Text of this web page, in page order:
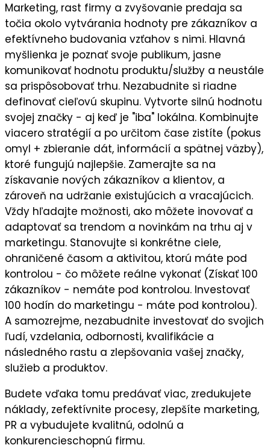
Marketing, rast firmy a zvyšovanie predaja sa
točia okolo vytvárania hodnoty pre zákazníkov a
efektívneho budovania vzťahov s nimi. Hlavná
myšlienka je poznať svoje publikum, jasne
komunikovať hodnotu produktu/služby a neustále
sa prispôsobovať trhu. Nezabudnite si riadne
definovať cieľovú skupinu. Vytvorte silnú hodnotu
svojej značky - aj keď je "iba" lokálna. Kombinujte
viacero stratégií a po určitom čase zistíte (pokus
omyl + zbieranie dát, informácií a spätnej väzby),
ktoré fungujú najlepšie. Zamerajte sa na
získavanie nových zákazníkov a klientov, a
zároveň na udržanie existujúcich a vracajúcich.
Vždy hľadajte možnosti, ako môžete inovovať a
adaptovať sa trendom a novinkám na trhu aj v
marketingu. Stanovujte si konkrétne ciele,
ohraničené časom a aktivitou, ktorú máte pod
kontrolou - čo môžete reálne vykonať (Získať 100
zákazníkov - nemáte pod kontrolou. Investovať
100 hodín do marketingu - máte pod kontrolou).
A samozrejme, nezabudnite investovať do svojich
ľudí, vzdelania, odbornosti, kvalifikácie a
následného rastu a zlepšovania vašej značky,
služieb a produktov.
Budete vďaka tomu predávať viac, zredukujete
náklady, zefektívnite procesy, zlepšíte marketing,
PR a vybudujete kvalitnú, odolnú a
konkurencieschopnú firmu.